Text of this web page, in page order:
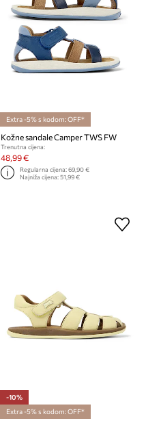
Extra -5% s kodom: OFF*
Kožne sandale Camper TWS FW
Trenutna cijena:
48,99 €
Regularna cijena:69,90 €
Najniža cijena:51,99 €
-10%
Extra -5% s kodom: OFF*